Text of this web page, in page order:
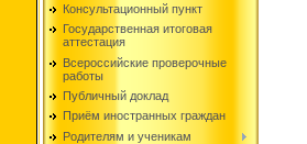
Консультационный пункт
Государственная итоговая
аттестация
Всероссийские проверочные
работы
Публичный доклад
Приём иностранных граждан
Родителям и ученикам